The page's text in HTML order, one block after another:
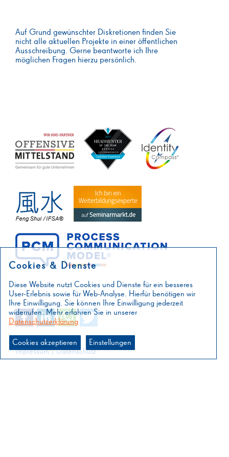
Auf Grund gewünschter Diskretionen finden Sie
nicht alle aktuellen Projekte in einer öffentlichen
Ausschreibung. Gerne beantworte ich Ihre
möglichen Fragen hierzu persönlich.
Impressum|Datenschutz
Cookies & Dienste
Diese Website nutzt Cookies und Dienste für ein besseres
User-Erlebnis sowie für Web-Analyse. Hierfür benötigen wir
Ihre Einwilligung. Sie können Ihre Einwilligung jederzeit
widerrufen. Mehr erfahren Sie in unserer
Datenschutzerklärung
Cookies akzeptieren Einstellungen